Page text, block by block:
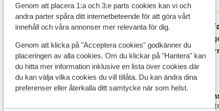
Genom att placera 1:a och 3:e parts cookies kan vi och
andra parter spåra ditt internetbeteende för att göra vårt
innehåll och våra annonser mer relevanta för dig.
Genom att klicka på "Acceptera cookies" godkänner du
placeringen av alla cookies. Om du klickar på "Hantera" kan
du hitta mer information inklusive en lista över cookies där
du kan välja vilka cookies du vill tillåta. Du kan ändra dina
preferenser eller återkalla ditt samtycke när som helst.
Mest bokad av partner
8.7 Fantastisk
19 juli 2025
Hotel was zeer goed gelegen. Zeer proper
vriendelijk personeel. Wel wat oubollig
zoals de badkamer. Maar dat wisten we op
voorhand
Hotel was zeer goed gelegen. Zeer proper
vriendelijk personeel. Wel wat oubollig
zoals de badkamer. Maar dat wisten we op
voorhand
Översätt till svenska
Partner
De
De